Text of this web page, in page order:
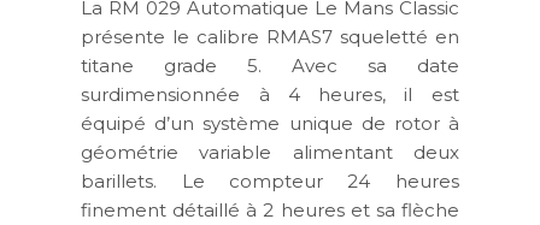
La RM 029 Automatique Le Mans Classic
présente le calibre RMAS7 squeletté en
titane grade 5. Avec sa date
surdimensionnée à 4 heures, il est
équipé d’un système unique de rotor à
géométrie variable alimentant deux
barillets. Le compteur 24 heures
finement détaillé à 2 heures et sa flèche